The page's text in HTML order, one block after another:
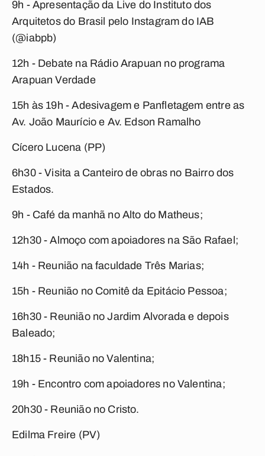
9h - Apresentação da Live do Instituto dos
Arquitetos do Brasil pelo Instagram do IAB
(@iabpb)
12h - Debate na Rádio Arapuan no programa
Arapuan Verdade
15h às 19h - Adesivagem e Panfletagem entre as
Av. João Maurício e Av. Edson Ramalho
Cícero Lucena (PP)
6h30 - Visita a Canteiro de obras no Bairro dos
Estados.
9h - Café da manhã no Alto do Matheus;
12h30 - Almoço com apoiadores na São Rafael;
14h - Reunião na faculdade Três Marias;
15h - Reunião no Comitê da Epitácio Pessoa;
16h30 - Reunião no Jardim Alvorada e depois
Baleado;
18h15 - Reunião no Valentina;
19h - Encontro com apoiadores no Valentina;
20h30 - Reunião no Cristo.
Edilma Freire (PV)